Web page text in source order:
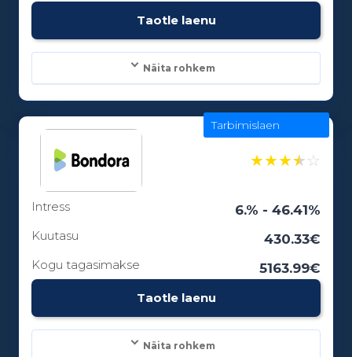
Taotle laenu
Näita rohkem
Laenuperiood:
★★★★☆
Intress 6.% - 46.41%
Kuutasu 430.33€
Kogu tagasimakse 5163.99€
Taotle laenu
Tarbimislaen
Näita rohkem